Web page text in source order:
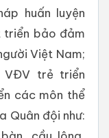
huấn luyện
triển bảo đảm
Việt Nam;
trẻ triển
các môn thể
Quân đội như: